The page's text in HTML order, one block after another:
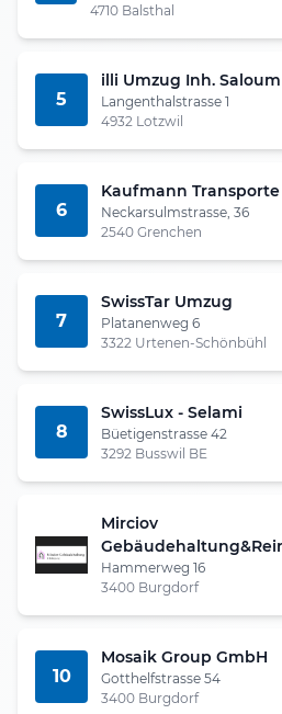
4710 Balsthal
5
illi Umzug Inh. Saloum
Langenthalstrasse 1
4932 Lotzwil
6
Kaufmann Transporte
Neckarsulmstrasse, 36
2540 Grenchen
7
SwissTar Umzug
Platanenweg 6
3322 Urtenen-Schönbühl
8
SwissLux - Selami
Büetigenstrasse 42
3292 Busswil BE
Mirciov
Hammerweg 16
3400 Burgdorf
10
Mosaik Group GmbH
Gotthelfstrasse 54
3400 Burgdorf